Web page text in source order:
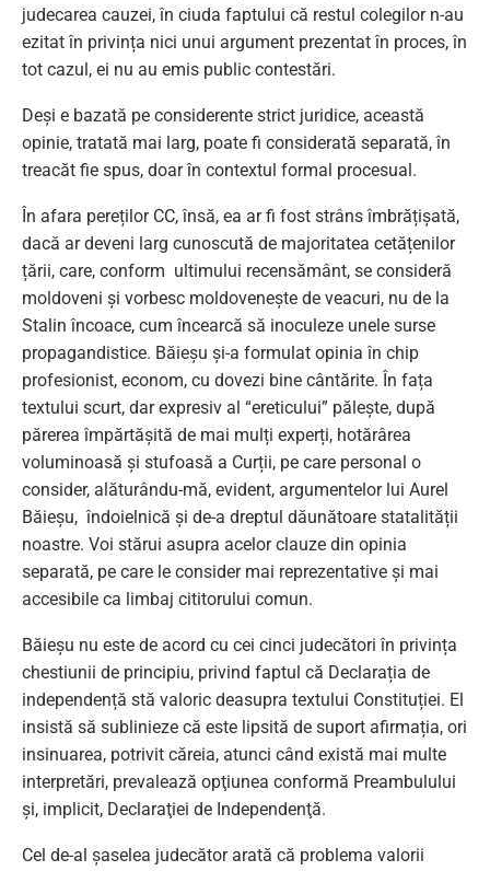
judecarea cauzei, în ciuda faptului că restul colegilor n-au
ezitat în privința nici unui argument prezentat în proces, în
tot cazul, ei nu au emis public contestări.
Deși e bazată pe considerente strict juridice, această
opinie, tratată mai larg, poate fi considerată separată, în
treacăt fie spus, doar în contextul formal procesual.
În afara pereților CC, însă, ea ar fi fost strâns îmbrățișată,
dacă ar deveni larg cunoscută de majoritatea cetățenilor
țării, care, conform ultimului recensământ, se consideră
moldoveni și vorbesc moldovenește de veacuri, nu de la
Stalin încoace, cum încearcă să inoculeze unele surse
propagandistice. Băieșu și-a formulat opinia în chip
profesionist, econom, cu dovezi bine cântărite. În fața
textului scurt, dar expresiv al “ereticului” pălește, după
părerea împărtășită de mai mulți experți, hotărârea
voluminoasă și stufoasă a Curții, pe care personal o
consider, alăturându-mă, evident, argumentelor lui Aurel
Băieșu, îndoielnică și de-a dreptul dăunătoare statalității
noastre. Voi stărui asupra acelor clauze din opinia
separată, pe care le consider mai reprezentative și mai
accesibile ca limbaj cititorului comun.
Băieșu nu este de acord cu cei cinci judecători în privința
chestiunii de principiu, privind faptul că Declarația de
independență stă valoric deasupra textului Constituției. El
insistă să sublinieze că este lipsită de suport afirmația, ori
insinuarea, potrivit căreia, atunci când există mai multe
interpretări, prevalează opţiunea conformă Preambulului
şi, implicit, Declaraţiei de Independenţă.
Cel de-al șaselea judecător arată că problema valorii